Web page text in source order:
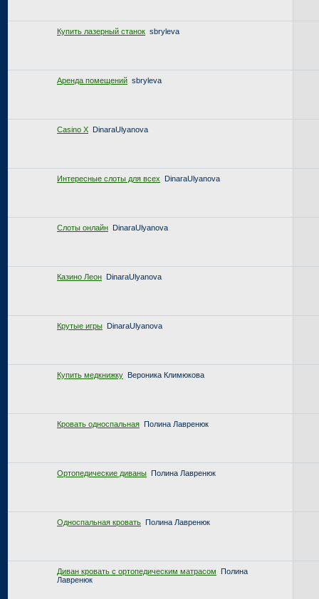
Купить лазерный станок sbryleva
Аренда помещений sbryleva
Casino X DinaraUlyanova
Интересные слоты для всех DinaraUlyanova
Слоты онлайн DinaraUlyanova
Казино Леон DinaraUlyanova
Крутые игры DinaraUlyanova
Купить медкнижку Вероника Климюкова
Кровать односпальная Полина Лавренюк
Ортопедические диваны Полина Лавренюк
Односпальная кровать Полина Лавренюк
Диван кровать с ортопедическим матрасом Полина
Лавренюк